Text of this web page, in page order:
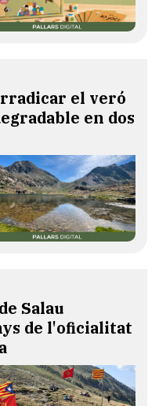
el veró
en dos
Salau
de l'oficialitat